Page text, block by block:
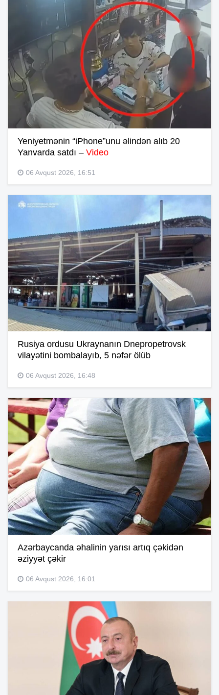
Yeniyetmənin “iPhone”unu əlindən alıb 20
Yanvarda satdı – Video
06 Avqust 2026, 16:51
Rusiya ordusu Ukraynanın Dnepropetrovsk
vilayətini bombalayıb, 5 nəfər ölüb
06 Avqust 2026, 16:48
Azərbaycanda əhalinin yarısı artıq çəkidən
əziyyət çəkir
06 Avqust 2026, 16:01